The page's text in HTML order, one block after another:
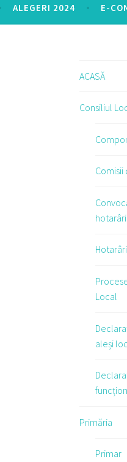
ALEGERI 2024 E-
ACASĂ
Consiliul
hotarâri
Hotarâri
Local
aleși
Primăria
Primar